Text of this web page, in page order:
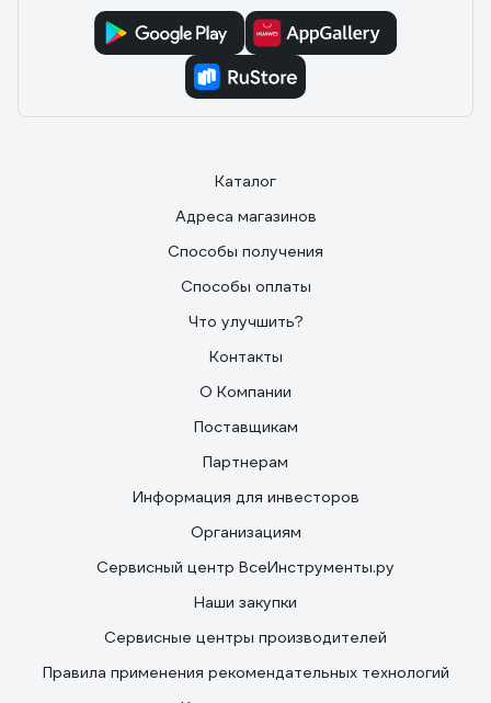
Каталог
Адреса магазинов
Способы получения
Способы оплаты
Что улучшить?
Контакты
О Компании
Поставщикам
Партнерам
Информация для инвесторов
Организациям
Сервисный центр ВсеИнструменты.ру
Наши закупки
Сервисные центры производителей
Правила применения рекомендательных технологий